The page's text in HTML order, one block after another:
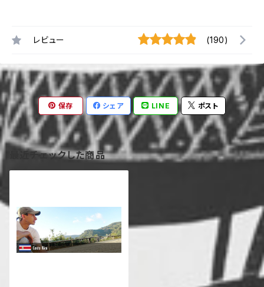
レビュー (190)
保存 シェア LINE ポスト
最近チェックした商品